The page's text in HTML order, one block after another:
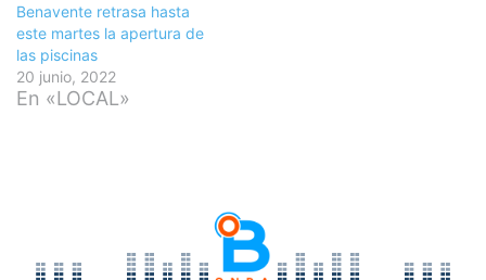
Benavente retrasa hasta
este martes la apertura de
las piscinas
20 junio, 2022
En «LOCAL»